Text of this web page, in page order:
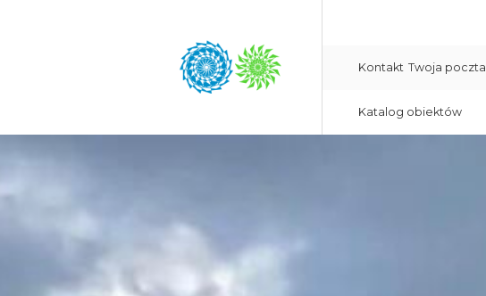
Kontakt Twoja poczta
Katalog obiektów